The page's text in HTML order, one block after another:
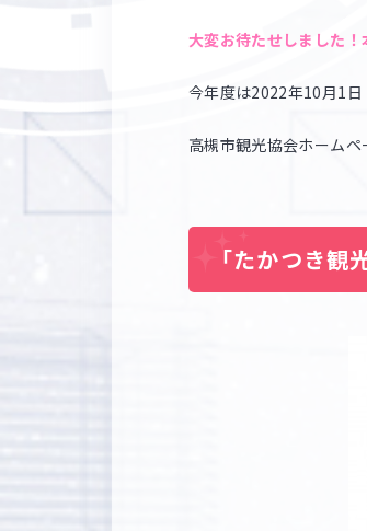
大変お待たせしました！
今年度は2022年10月1
高槻市観光協会ホームペ
「たかつき